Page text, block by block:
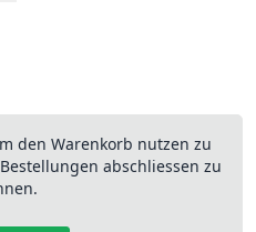
den Warenkorb nutzen zu
abschliessen zu